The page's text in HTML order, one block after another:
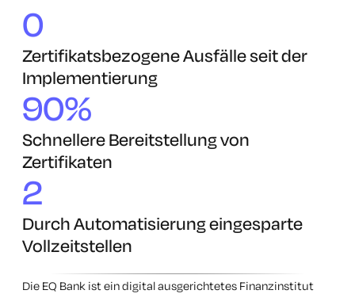
0
Zertifikatsbezogene Ausfälle seit der
Implementierung
90%
Schnellere Bereitstellung von
Zertifikaten
2
Durch Automatisierung eingesparte
Vollzeitstellen
Die EQ Bank ist ein digital ausgerichtetes Finanzinstitut